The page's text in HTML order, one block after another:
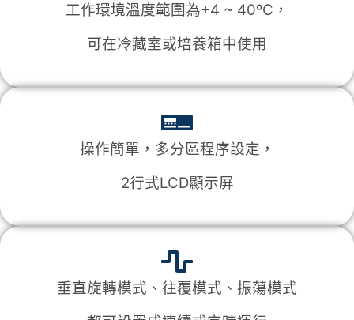
工作環境溫度範圍為+4 ~ 40ºC，
可在冷藏室或培養箱中使用
操作簡單，多分區程序設定，
2行式LCD顯示屏
垂直旋轉模式、往覆模式、振蕩模式